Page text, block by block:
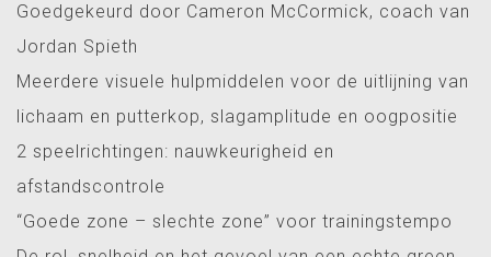
Goedgekeurd door Cameron McCormick, coach van
Jordan Spieth
Meerdere visuele hulpmiddelen voor de uitlijning van
lichaam en putterkop, slagamplitude en oogpositie
2 speelrichtingen: nauwkeurigheid en
afstandscontrole
“Goede zone – slechte zone” voor trainingstempo